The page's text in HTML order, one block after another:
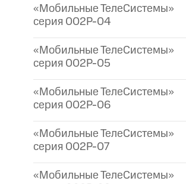
«Мобильные ТелеСистемы»
серия 002P-04
«Мобильные ТелеСистемы»
серия 002P-05
«Мобильные ТелеСистемы»
серия 002P-06
«Мобильные ТелеСистемы»
серия 002P-07
«Мобильные ТелеСистемы»